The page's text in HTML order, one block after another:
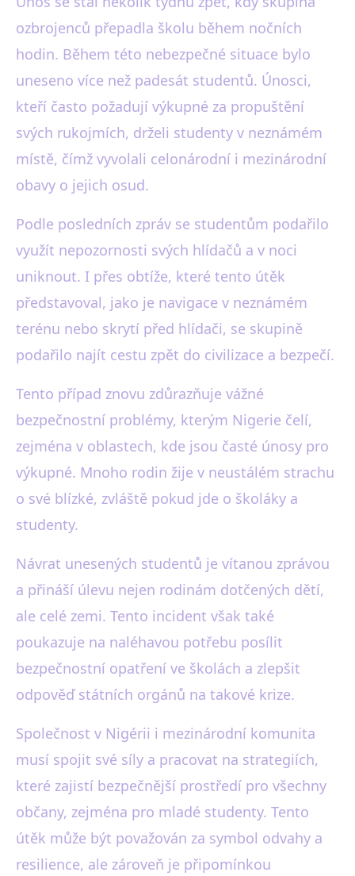
ozbrojenců přepadla školu během nočních
hodin. Během této nebezpečné situace bylo
uneseno více než padesát studentů. Únosci,
kteří často požadují výkupné za propuštění
svých rukojmích, drželi studenty v neznámém
místě, čímž vyvolali celonárodní i mezinárodní
obavy o jejich osud.
Podle posledních zpráv se studentům podařilo
využít nepozornosti svých hlídačů a v noci
uniknout. I přes obtíže, které tento útěk
představoval, jako je navigace v neznámém
terénu nebo skrytí před hlídači, se skupině
podařilo najít cestu zpět do civilizace a bezpečí.
Tento případ znovu zdůrazňuje vážné
bezpečnostní problémy, kterým Nigerie čelí,
zejména v oblastech, kde jsou časté únosy pro
výkupné. Mnoho rodin žije v neustálém strachu
o své blízké, zvláště pokud jde o školáky a
studenty.
Návrat unesených studentů je vítanou zprávou
a přináší úlevu nejen rodinám dotčených dětí,
ale celé zemi. Tento incident však také
poukazuje na naléhavou potřebu posílit
bezpečnostní opatření ve školách a zlepšit
odpověď státních orgánů na takové krize.
Společnost v Nigérii i mezinárodní komunita
musí spojit své síly a pracovat na strategiích,
které zajistí bezpečnější prostředí pro všechny
občany, zejména pro mladé studenty. Tento
útěk může být považován za symbol odvahy a
resilience, ale zároveň je připomínkou